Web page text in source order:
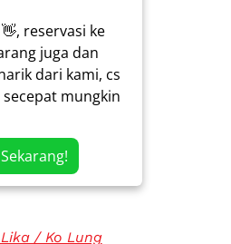
reservasi ke
juga dan
dari kami, cs
mungkin
/ Ko Lung